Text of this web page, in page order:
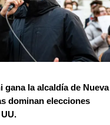
gana la alcaldía de Nueva
dominan elecciones